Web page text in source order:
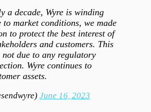
a decade, Wyre is winding
to market conditions, we made
to protect the best interest of
and customers. This
not due to any regulatory
Wyre continues to
assets.
June 16, 2023